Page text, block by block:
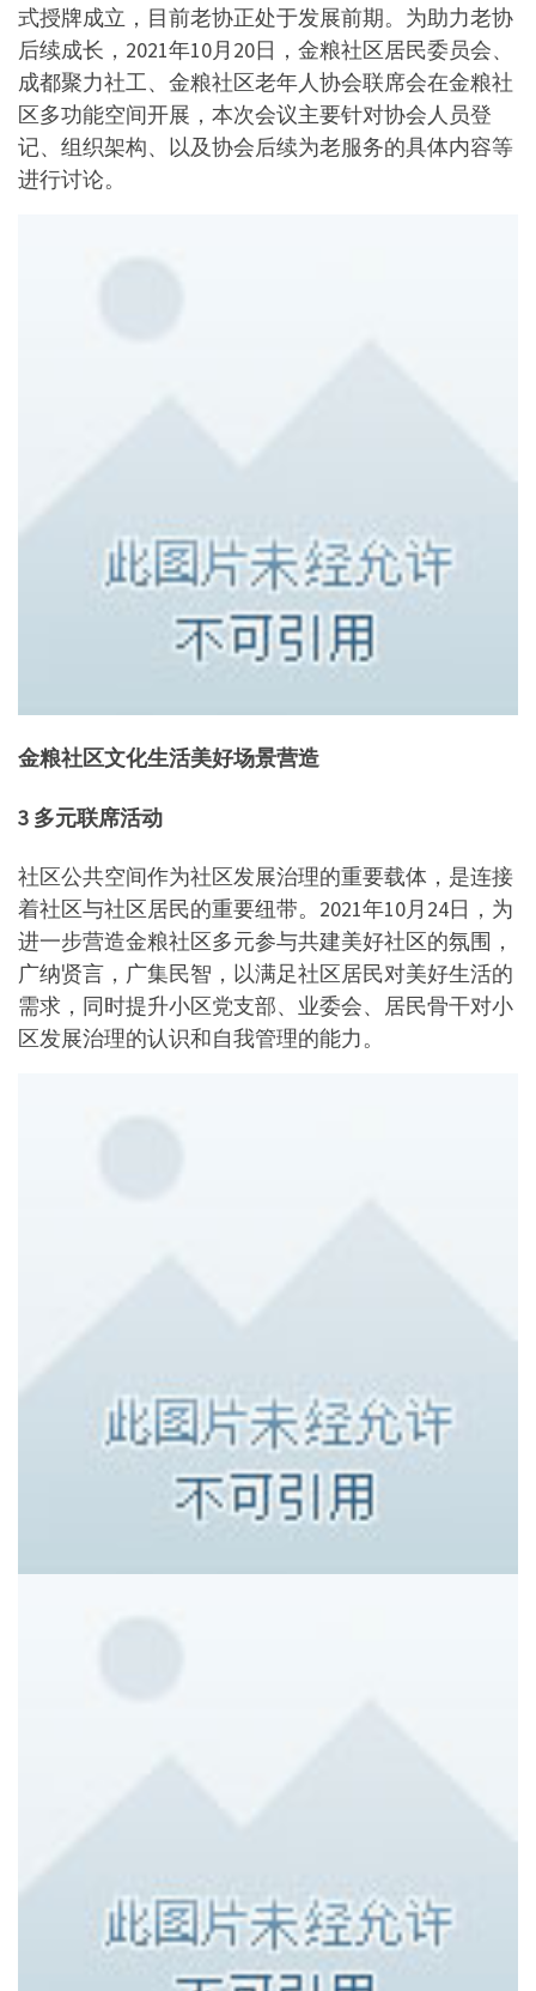
式授牌成立，目前老协正处于发展前期。为助力老协
后续成长，2021年10月20日，金粮社区居民委员会、
成都聚力社工、金粮社区老年人协会联席会在金粮社
区多功能空间开展，本次会议主要针对协会人员登
记、组织架构、以及协会后续为老服务的具体内容等
进行讨论。
金粮社区文化生活美好场景营造
3 多元联席活动
社区公共空间作为社区发展治理的重要载体，是连接
着社区与社区居民的重要纽带。2021年10月24日，为
进一步营造金粮社区多元参与共建美好社区的氛围，
广纳贤言，广集民智，以满足社区居民对美好生活的
需求，同时提升小区党支部、业委会、居民骨干对小
区发展治理的认识和自我管理的能力。